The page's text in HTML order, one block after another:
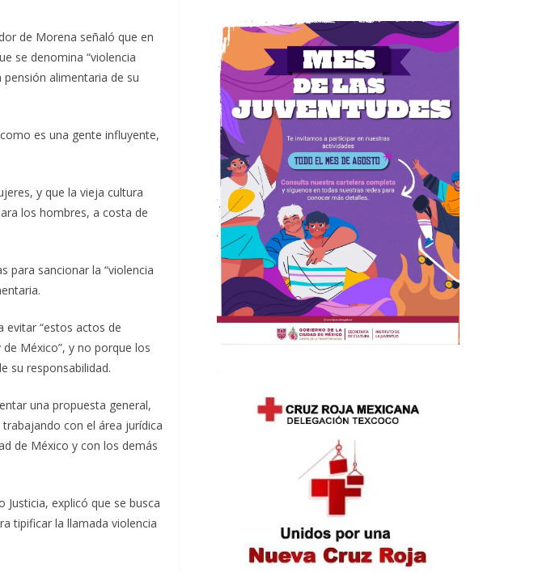
de Morena señaló que en
se denomina “violencia
alimentaria de su
es una gente influyente,
y que la vieja cultura
los hombres, a costa de
para sancionar la “violencia
evitar “estos actos de
México”, y no porque los
su responsabilidad.
una propuesta general,
con el área jurídica
de México y con los demás
explicó que se busca
tipificar la llamada violencia